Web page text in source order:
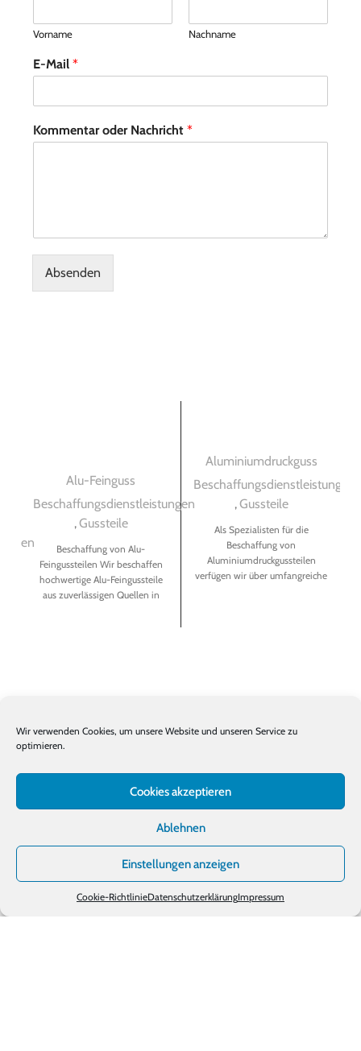
Wir verwenden Cookies, um unsere Website und unseren Service zu
optimieren.
Cookies akzeptieren
Ablehnen
Einstellungen anzeigen
Cookie-RichtlinieDatenschutzerklärungImpressum
Vorname Nachname
E-Mail *
Kommentar oder Nachricht *
Absenden
Alu-Feinguss
Beschaffungsdienstleistungen
,Gussteile
Beschaffung von Alu-
Feingussteilen Wir beschaffen
hochwertige Alu-Feingussteile
aus zuverlässigen Quellen in
Aluminiumdruckguss
Beschaffungsdienstleistungen
,Gussteile
Als Spezialisten für die
Beschaffung von
Aluminiumdruckgussteilen
verfügen wir über umfangreiche
Anforderungen erfüllen.